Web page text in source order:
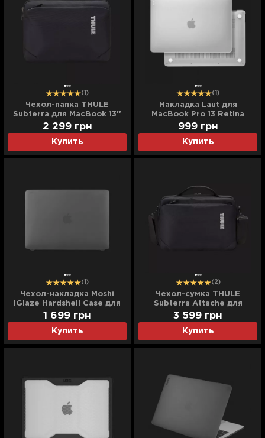
(1)
Чехол-папка THULE
Subterra для MacBook 13''
(Black)
Купить
2 299 грн
(1)
Накладка Laut для
MacBook Pro 13 Retina
(2016/2020) (Frost)
Купить
999 грн
(1)
Чехол-накладка Moshi
iGlaze Hardshell Case для
MacBook Pro 13 (2016-
2020) (Stealth Black)
Купить
1 699 грн
(2)
Чехол-сумка THULE
Subterra Attache для
MacBook 13'' (Black)
Купить
3 599 грн